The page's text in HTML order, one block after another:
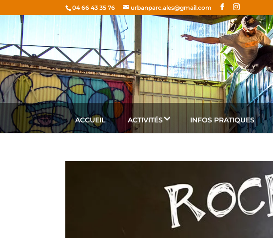
04 66 43 35 76 urbanparc.ales@gmail.com
ACCUEIL ACTIVITÉS INFOS PRATIQUES